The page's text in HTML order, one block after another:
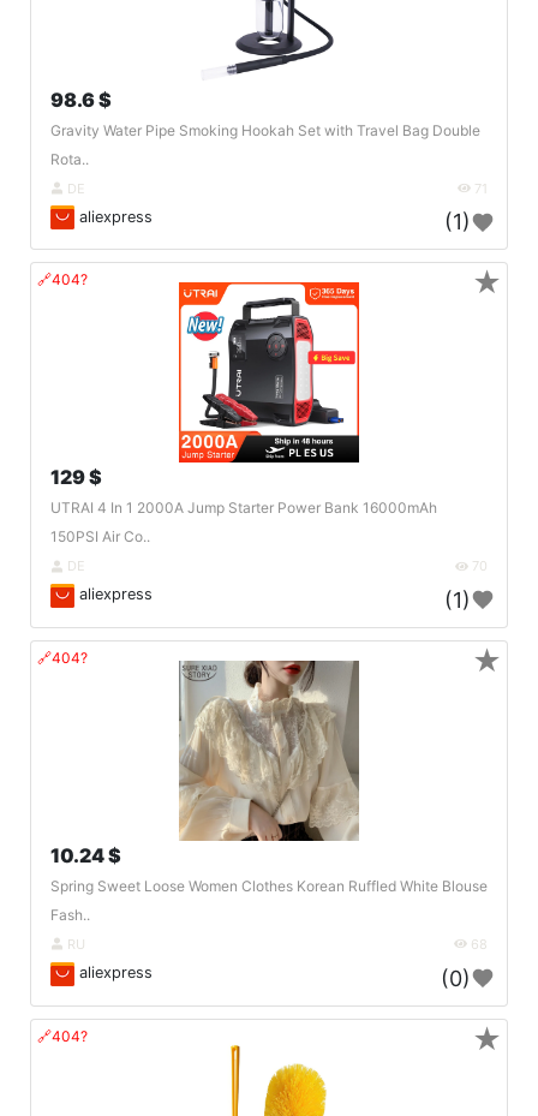
98.6 $
Gravity Water Pipe Smoking Hookah Set with Travel Bag Double
Rota..
DE 71
aliexpress (1)
🔗404?
129 $
UTRAI 4 In 1 2000A Jump Starter Power Bank 16000mAh
150PSI Air Co..
DE 70
aliexpress (1)
★
🔗404?
10.24 $
Spring Sweet Loose Women Clothes Korean Ruffled White Blouse
Fash..
RU 68
aliexpress (0)
★
🔗404? ★